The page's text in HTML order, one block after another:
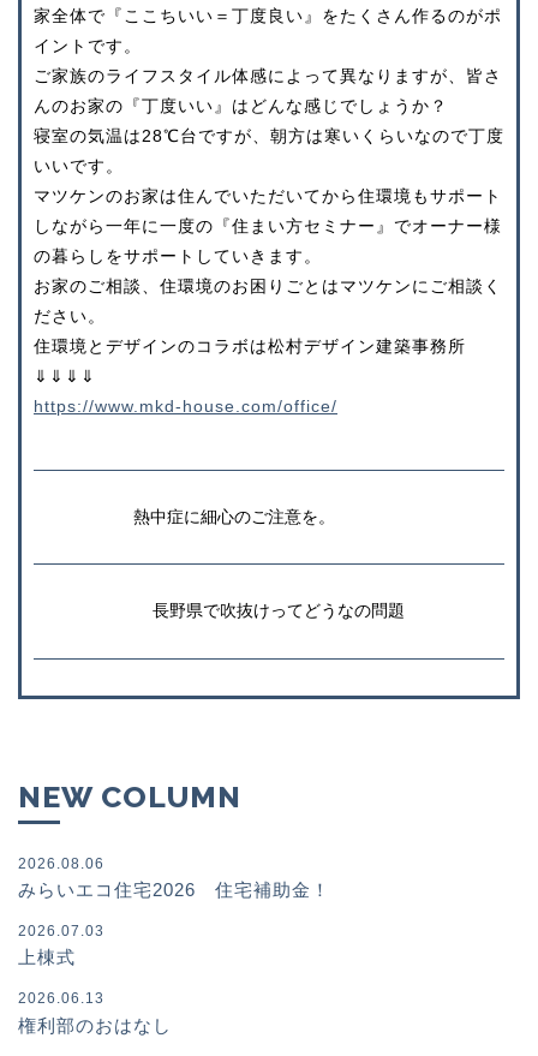
家全体で『ここちいい＝丁度良い』をたくさん作るのがポ
イントです。
ご家族のライフスタイル体感によって異なりますが、皆さ
んのお家の『丁度いい』はどんな感じでしょうか？
寝室の気温は28℃台ですが、朝方は寒いくらいなので丁度
いいです。
マツケンのお家は住んでいただいてから住環境もサポート
しながら一年に一度の『住まい方セミナー』でオーナー様
の暮らしをサポートしていきます。
お家のご相談、住環境のお困りごとはマツケンにご相談く
ださい。
住環境とデザインのコラボは松村デザイン建築事務所
⇓⇓⇓⇓
https://www.mkd-house.com/office/
熱中症に細心のご注意を。
長野県で吹抜けってどうなの問題
NEW COLUMN
2026.08.06
みらいエコ住宅2026 住宅補助金！
2026.07.03
上棟式
2026.06.13
権利部のおはなし